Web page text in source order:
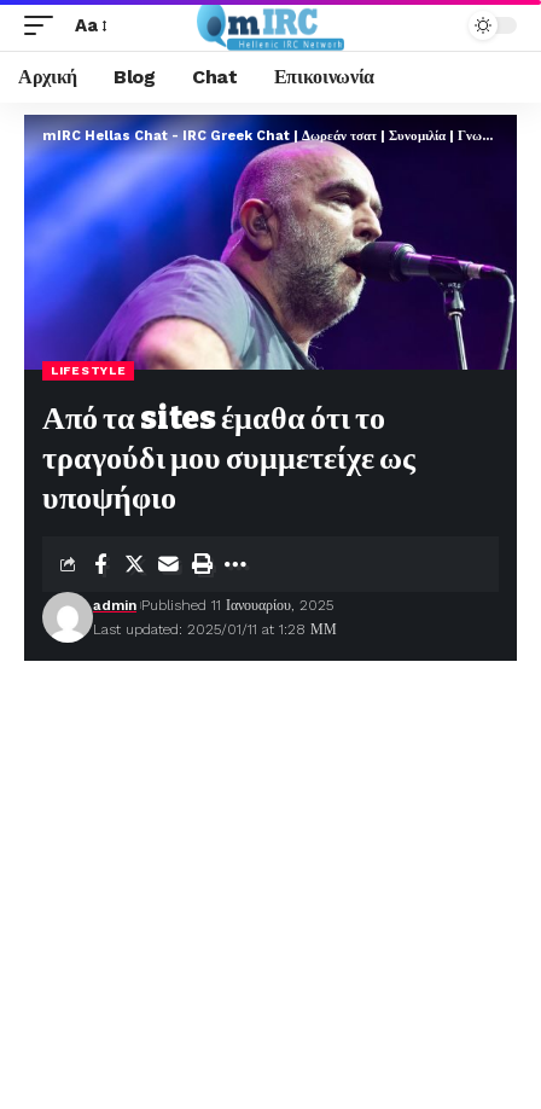
Aa
Αρχική Blog Chat Επικοινωνία
mIRC Hellas Chat - IRC Greek Chat | Δωρεάν τσατ | Συνομιλία | Γνωριμίες | FREE
LIFESTYLE
Από τα sites έμαθα ότι το
τραγούδι μου συμμετείχε ως
υποψήφιο
Last updated: 2025/01/11 at 1:28 ΜΜ
admin Published 11 Ιανουαρίου, 2025